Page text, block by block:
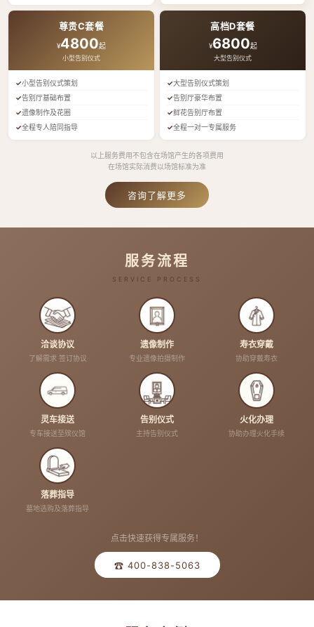
尊贵C套餐
¥4800起
小型告别仪式
小型告别仪式策划
告别厅基础布置
遗像制作及花圈
全程专人陪同指导
高档D套餐
¥6800起
大型告别仪式
大型告别仪式策划
告别厅豪华布置
鲜花告别厅布置
全程一对一专属服务
以上服务费用不包含在场馆产生的各项费用
在场馆实际消费以场馆标准为准
咨询了解更多
服务流程
SERVICE PROCESS
洽谈协议
了解需求 签订协议
遗像制作
专业遗像拍摄制作
寿衣穿戴
协助穿戴寿衣
灵车接送
专车接送至殡仪馆
告别仪式
主持告别仪式
火化办理
协助办理火化手续
落葬指导
墓地选购及落葬指导
点击快速获得专属服务！
☎ 400-838-5063